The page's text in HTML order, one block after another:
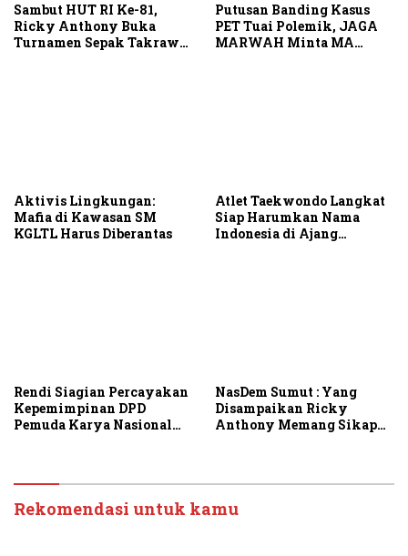
Sambut HUT RI Ke-81,
Ricky Anthony Buka
Turnamen Sepak Takraw
Putusan Banding Kasus
PET Tuai Polemik, JAGA
MARWAH Minta MA
Aktivis Lingkungan:
Mafia di Kawasan SM
KGLTL Harus Diberantas
Atlet Taekwondo Langkat
Siap Harumkan Nama
Indonesia di Ajang
Rendi Siagian Percayakan
Kepemimpinan DPD
Pemuda Karya Nasional
NasDem Sumut : Yang
Disampaikan Ricky
Anthony Memang Sikap
Rekomendasi untuk kamu